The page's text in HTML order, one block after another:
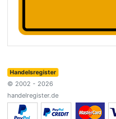
Handelsregister
© 2002 - 2026
handelregister.de